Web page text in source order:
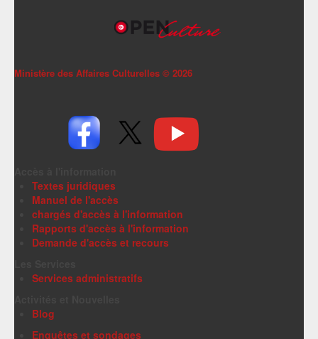
Ministère des Affaires Culturelles © 2026
Textes juridiques
Manuel de l'accès
chargés d'accès à l'information
Rapports d'accès à l'information
Demande d'accès et recours
Services administratifs
Blog
Enquêtes et sondages